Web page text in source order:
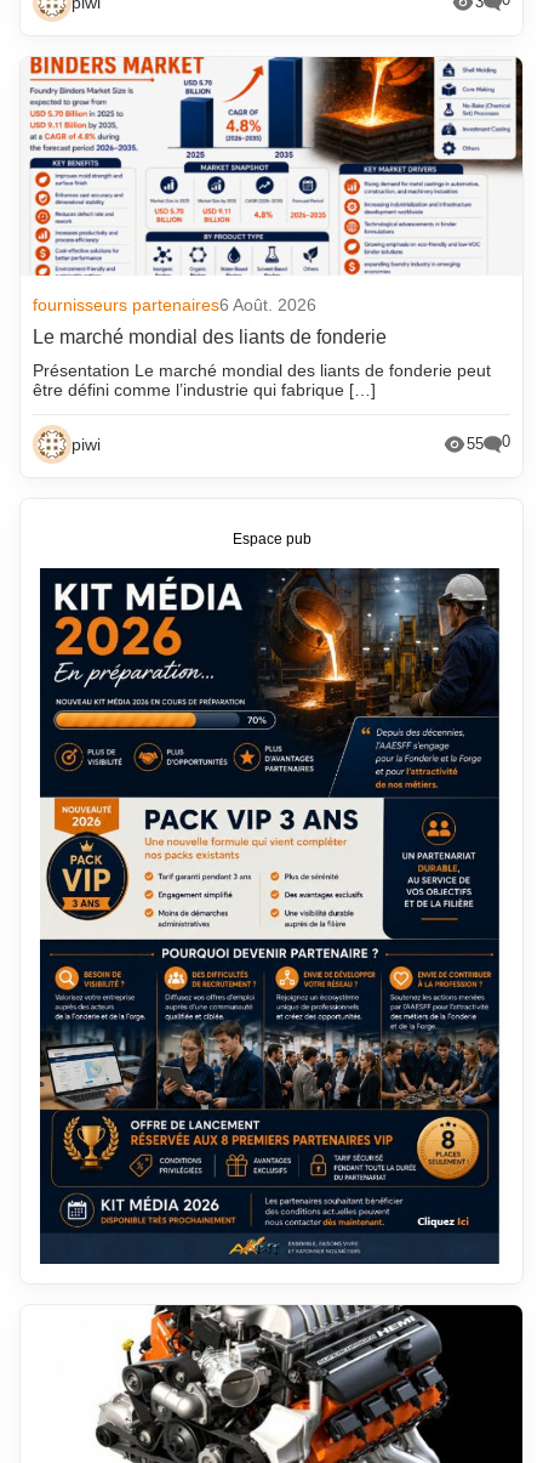
fournisseurs partenaires6 Août. 2026
Le marché mondial des liants de fonderie
Présentation Le marché mondial des liants de fonderie peut
être défini comme l’industrie qui fabrique […]
piwi 55 0
Espace pub